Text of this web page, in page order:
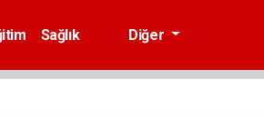
Sağlık
Diğer